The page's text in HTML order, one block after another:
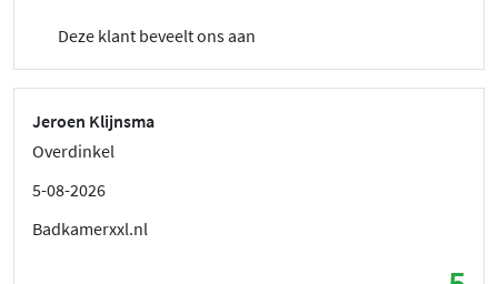
Deze klant beveelt ons aan
Jeroen Klijnsma
Overdinkel
5-08-2026
Badkamerxxl.nl